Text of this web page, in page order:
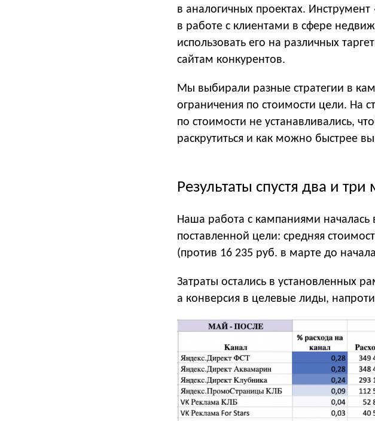
в аналогичных проектах.
в работе с клиентами в сфере
использовать его на различных
сайтам конкурентов.
Мы выбирали разные стратегии в
ограничения по стоимости цели. На
по стоимости не устанавливались,
раскрутиться и как можно быстрее
Результаты спустя два и три
Наша работа с кампаниями
поставленной цели: средняя
(против 16 235 руб. в марте до
Затраты остались в установленных
а конверсия в целевые лиды,